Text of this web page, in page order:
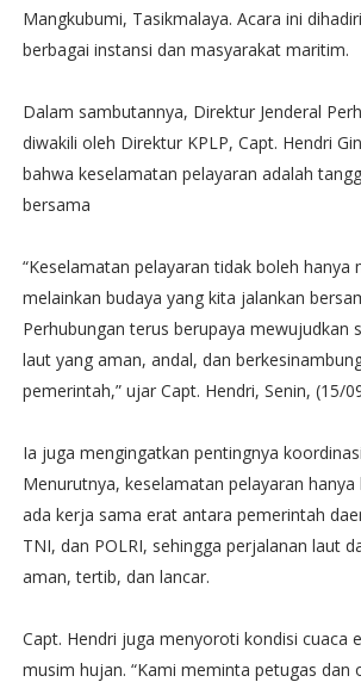
Mangkubumi, Tasikmalaya. Acara ini
berbagai instansi dan masyarakat maritim.
Dalam sambutannya, Direktur Jenderal
diwakili oleh Direktur KPLP, Capt. Hendri
bahwa keselamatan pelayaran adalah
bersama
“Keselamatan pelayaran tidak boleh hanya
melainkan budaya yang kita jalankan
Perhubungan terus berupaya mewujudkan
laut yang aman, andal, dan
pemerintah,” ujar Capt. Hendri, Senin, (15/
Ia juga mengingatkan pentingnya
Menurutnya, keselamatan pelayaran hanya
ada kerja sama erat antara pemerintah
TNI, dan POLRI, sehingga perjalanan laut
aman, tertib, dan lancar.
Capt. Hendri juga menyoroti kondisi cuaca
musim hujan. “Kami meminta petugas dan